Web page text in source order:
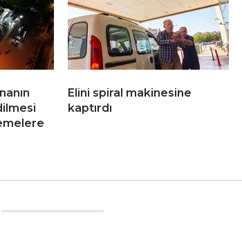
Elini spiral makinesine
kaptırdı